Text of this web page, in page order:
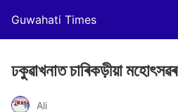
Guwahati Times
ঢকুৱাখনাত চাৰিকড়ীয়া
Ali